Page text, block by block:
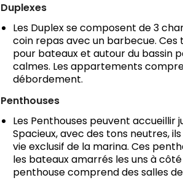
Duplexes
Les Duplex se composent de 3
coin repas avec un barbecue.
pour bateaux et autour du bassin
calmes. Les appartements
débordement.
Penthouses
Les Penthouses peuvent accueillir
Spacieux, avec des tons neutres,
vie exclusif de la marina. Ces
les bateaux amarrés les uns à
penthouse comprend des salles